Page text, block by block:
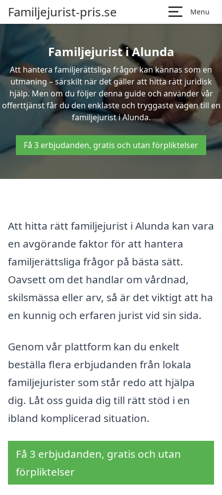
Familjejurist-pris.se Menu
Familjejurist i Alunda
Att hantera familjerättsliga frågor kan kännas som en
utmaning – särskilt när det gäller att hitta rätt juridisk
hjälp. Men om du följer denna guide och använder vår
offerttjänst får du den enklaste och tryggaste vägen till en
familjejurist i Alunda.
Få 3 erbjudanden, gratis och utan förpliktelser
Att hitta rätt familjejurist i Alunda kan vara
en avgörande faktor för att hantera
familjerättsliga frågor på bästa sätt.
Oavsett om det handlar om vårdnad,
skilsmässa eller arv, så är det viktigt att ha
en kunnig och erfaren jurist vid sin sida.
Genom vår plattform kan du enkelt
beställa flera erbjudanden från lokala
familjejurister som står redo att hjälpa
dig. Låt oss guida dig till rätt stöd i en
ibland komplicerad situation.
Få 3 erbjudanden, gratis och utan
förpliktelser